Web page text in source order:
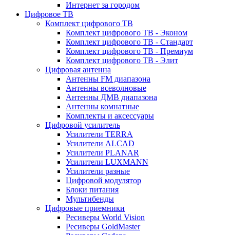
Интернет за городом
Цифровое ТВ
Комплект цифрового ТВ
Комплект цифрового ТВ - Эконом
Комплект цифрового ТВ - Стандарт
Комплект цифрового ТВ - Премиум
Комплект цифрового ТВ - Элит
Цифровая антенна
Антенны FM диапазона
Антенны всеволновые
Антенны ДМВ диапазона
Антенны комнатные
Комплекты и аксессуары
Цифровой усилитель
Усилители TERRA
Усилители ALCAD
Усилители PLANAR
Усилители LUXMANN
Усилители разные
Цифровой модулятор
Блоки питания
Мультибенды
Цифровые приемники
Ресиверы World Vision
Ресиверы GoldMaster